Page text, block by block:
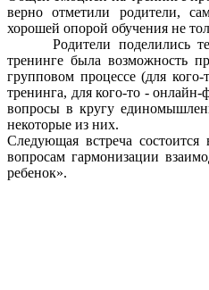
верно отметили родители,
хорошей опорой обучения не
Родители поделились
тренинге была возможность
групповом процессе (для
тренинга, для кого-то -
вопросы в кругу
некоторые из них.
Следующая встреча состоится
вопросам гармонизации
ребенок».